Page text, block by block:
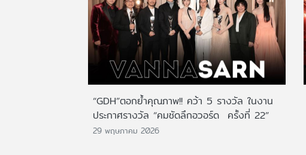
“GDH”ตอกย้ำคุณภาพ!! คว้า 5 รางวัล ในงาน
ประกาศรางวัล “คมชัดลึกอวอร์ด ครั้งที่ 22”
29 พฤษภาคม 2026